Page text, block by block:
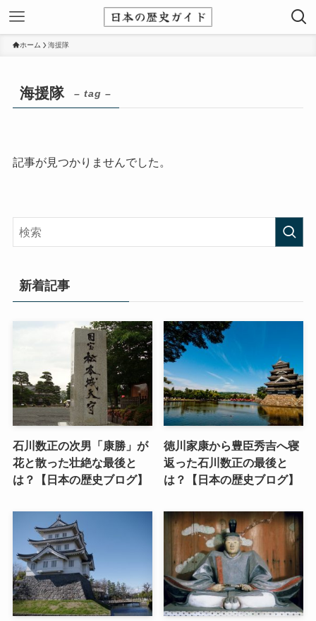
ホーム 海援隊
海援隊 – tag –
記事が見つかりませんでした。
新着記事
石川数正の次男「康勝」が
花と散った壮絶な最後と
は？【日本の歴史ブログ】
徳川家康から豊臣秀吉へ寝
返った石川数正の最後と
は？【日本の歴史ブログ】